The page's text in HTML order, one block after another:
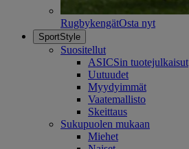
RugbykengätOsta nyt
SportStyle
Suositellut
ASICSin tuotejulkaisut
Uutuudet
Myydyimmät
Vaatemallisto
Skeittaus
Sukupuolen mukaan
Miehet